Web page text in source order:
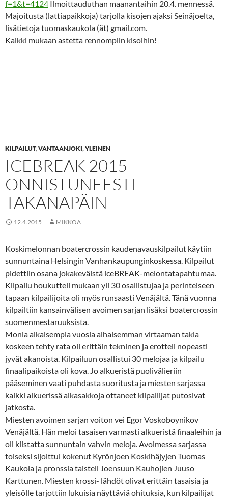
f=1&t=4124 Ilmoittauduthan maanantaihin 20.4. mennessä.
Majoitusta (lattiapaikkoja) tarjolla kisojen ajaksi Seinäjoelta,
lisätietoja tuomaskaukola (ät) gmail.com.
Kaikki mukaan astetta rennompiin kisoihin!
KILPAILUT,VANTAANJOKI,YLEINEN
ICEBREAK 2015
ONNISTUNEESTI
TAKANAPÄIN
12.4.2015 MIKKOA
Koskimelonnan boatercrossin kaudenavauskilpailut käytiin
sunnuntaina Helsingin Vanhankaupunginkoskessa. Kilpailut
pidettiin osana jokakeväistä iceBREAK-melontatapahtumaa.
Kilpailu houkutteli mukaan yli 30 osallistujaa ja perinteiseen
tapaan kilpailijoita oli myös runsaasti Venäjältä. Tänä vuonna
kilpailtiin kansainvälisen avoimen sarjan lisäksi boatercrossin
suomenmestaruuksista.
Monia aikaisempia vuosia alhaisemman virtaaman takia
koskeen tehty rata oli erittäin tekninen ja erotteli nopeasti
jyvät akanoista. Kilpailuun osallistui 30 melojaa ja kilpailu
finaalipaikoista oli kova. Jo alkueristä puolivälieriin
pääseminen vaati puhdasta suoritusta ja miesten sarjassa
kaikki alkuerissä aikasakkoja ottaneet kilpailijat putosivat
jatkosta.
Miesten avoimen sarjan voiton vei Egor Voskoboynikov
Venäjältä. Hän meloi tasaisen varmasti alkueristä finaaleihin ja
oli kiistatta sunnuntain vahvin meloja. Avoimessa sarjassa
toiseksi sijoittui kokenut Kyrönjoen Koskihäjyjen Tuomas
Kaukola ja pronssia taisteli Joensuun Kauhojien Juuso
Karttunen. Miesten krossi- lähdöt olivat erittäin tasaisia ja
yleisölle tarjottiin lukuisia näyttäviä ohituksia, kun kilpailijat